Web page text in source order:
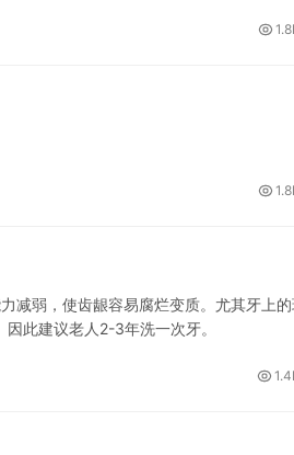
此建议老人2-3年洗一次牙。